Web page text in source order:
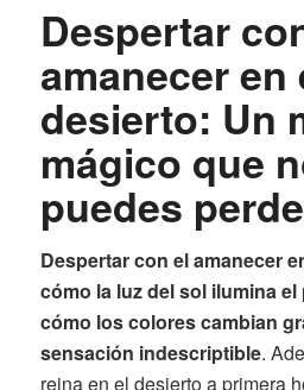
Despertar
amanecer en
desierto: Un
mágico que
puedes
Despertar con el amanecer
cómo la luz del sol ilumina
cómo los colores cambian
sensación indescriptible.
reina en el desierto a primera